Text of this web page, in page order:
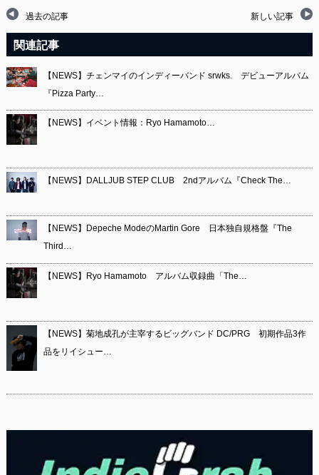
過去の記事 新しい記事
関連記事
【NEWS】チェンマイのインディーバンド srwks. デビューアルバム
『Pizza Party…
【NEWS】イベント情報：Ryo Hamamoto…
【NEWS】DALLJUB STEP CLUB 2ndアルバム『Check The…
【NEWS】Depeche ModeのMartin Gore 日本独自規格盤『The
Third…
【NEWS】Ryo Hamamoto アルバム収録曲「The…
【NEWS】菊地成孔が主宰するビッグバンド DC/PRG 初期作品3作
品をリイシュー…